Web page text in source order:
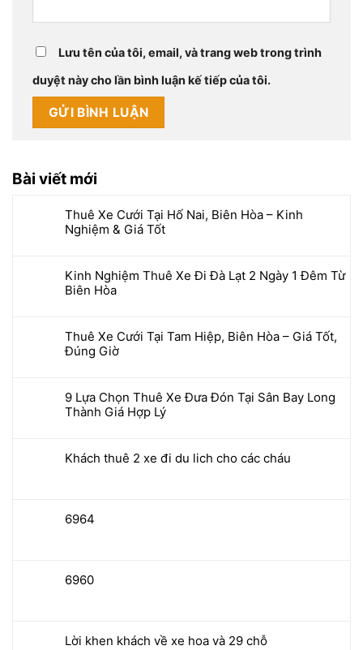
Lưu tên của tôi, email, và trang web trong trình
duyệt này cho lần bình luận kế tiếp của tôi.
Bài viết mới
Thuê Xe Cưới Tại Hố Nai, Biên Hòa – Kinh
Nghiệm & Giá Tốt
Kinh Nghiệm Thuê Xe Đi Đà Lạt 2 Ngày 1 Đêm Từ
Biên Hòa
Thuê Xe Cưới Tại Tam Hiệp, Biên Hòa – Giá Tốt,
Đúng Giờ
9 Lựa Chọn Thuê Xe Đưa Đón Tại Sân Bay Long
Thành Giá Hợp Lý
Khách thuê 2 xe đi du lich cho các cháu
6964
6960
Lời khen khách về xe hoa và 29 chỗ